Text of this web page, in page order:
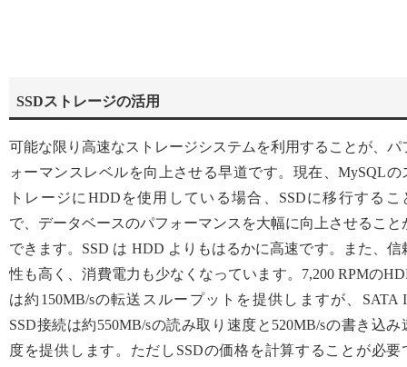
SSDストレージの活用
可能な限り高速なストレージシステムを利用することが、パ
ォーマンスレベルを向上させる早道です。現在、MySQLの
トレージにHDDを使用している場合、SSDに移行するこ
で、データベースのパフォーマンスを大幅に向上させること
できます。SSD は HDD よりもはるかに高速です。また、信
性も高く、消費電力も少なくなっています。7,200 RPMの
は約150MB/sの転送スループットを提供しますが、SATA
SSD接続は約550MB/sの読み取り速度と520MB/sの書き込み
度を提供します。ただしSSDの価格を計算することが必要